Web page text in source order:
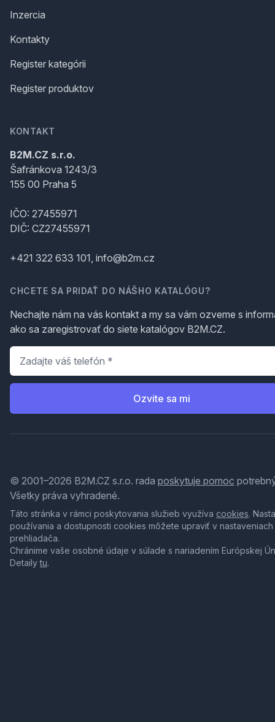
Inzercia
Kontakty
Register kategórii
Register produktov
KONTAKT
B2M.CZ s.r.o.
Šafránkova 1243/3
155 00 Praha 5
IČO: 27455971
DIČ: CZ27455971
+421 322 633 101, info@b2m.cz
CHCETE SA PRIDAŤ DO NÁŠHO KATALÓGU?
Nechajte nám na vás kontakt a my sa vám ozveme s
ako sa zaregistrovať do siete katalógov B2M.CZ.
Telefón
Ozvite sa mi
© 2001–2026 B2M.CZ s.r.o. rada poskytuje pomoc
Všetky práva vyhradené.
Táto stránka v rámci poskytovania služieb využíva cookies.
používania a dostupnosti cookies môžete upraviť v nastaveniach
prehliadača.
Chránime vaše osobné údaje v súlade s nariadením Európskej
Detailytu.